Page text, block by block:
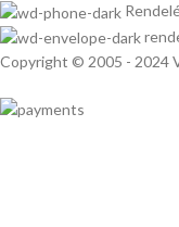
Copyright © 2005 - 2024